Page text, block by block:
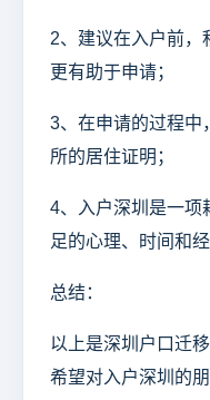
2、建议在入户前，
更有助于申请；
3、在申请的过程中
所的居住证明；
4、入户深圳是一项
足的心理、时间和经
总结：
以上是深圳户口迁
希望对入户深圳的